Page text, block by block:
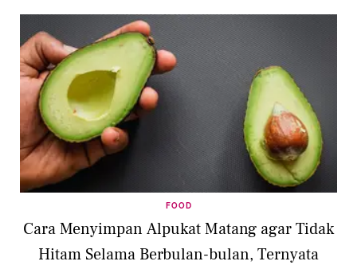
FOOD
Cara Menyimpan Alpukat Matang agar Tidak
Hitam Selama Berbulan-bulan, Ternyata